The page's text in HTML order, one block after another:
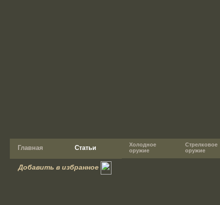
Главная Статьи
Холодное
оружие
Стрелковое
оружие
Добавить в избранное